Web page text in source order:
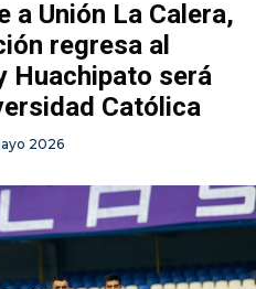
a Unión La Calera,
regresa al
Huachipato será
Católica
2026